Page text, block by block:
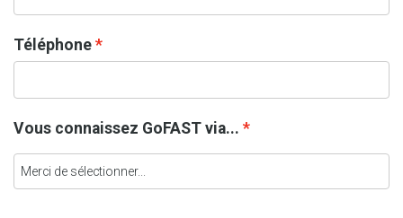
Téléphone
Vous connaissez GoFAST via...